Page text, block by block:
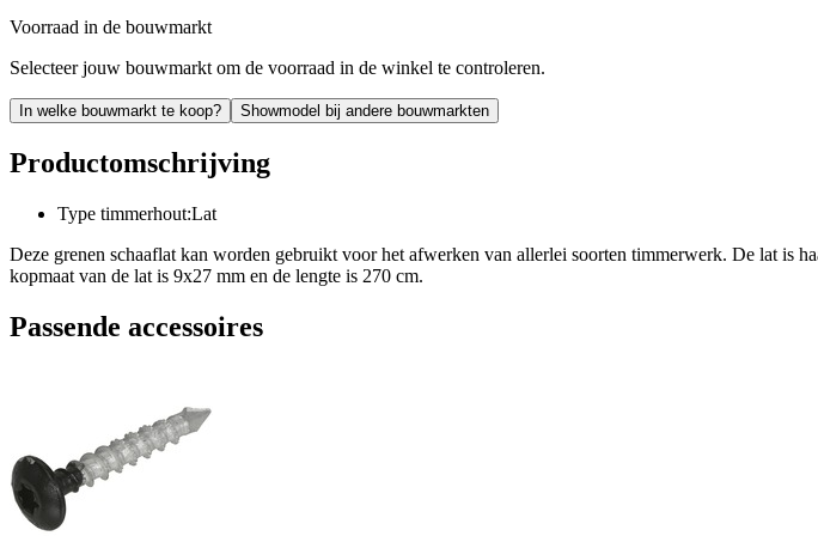
Voorraad in de bouwmarkt
Selecteer jouw bouwmarkt om de voorraad in de winkel te controleren.
In welke bouwmarkt te koop? Showmodel bij andere bouwmarkten
Productomschrijving
Type timmerhout:Lat
Deze grenen schaaflat kan worden gebruikt voor het afwerken van allerlei soorten timmerwerk. De lat is
kopmaat van de lat is 9x27 mm en de lengte is 270 cm.
Passende accessoires